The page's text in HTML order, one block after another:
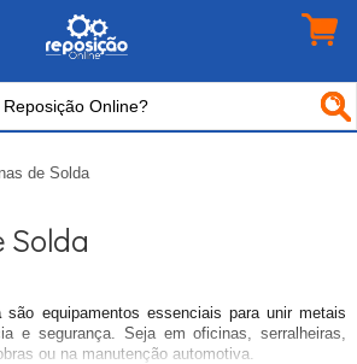
de Solda
Solda
são equipamentos essenciais para unir metais
e segurança. Seja em oficinas, serralheiras,
ou na manutenção automotiva.